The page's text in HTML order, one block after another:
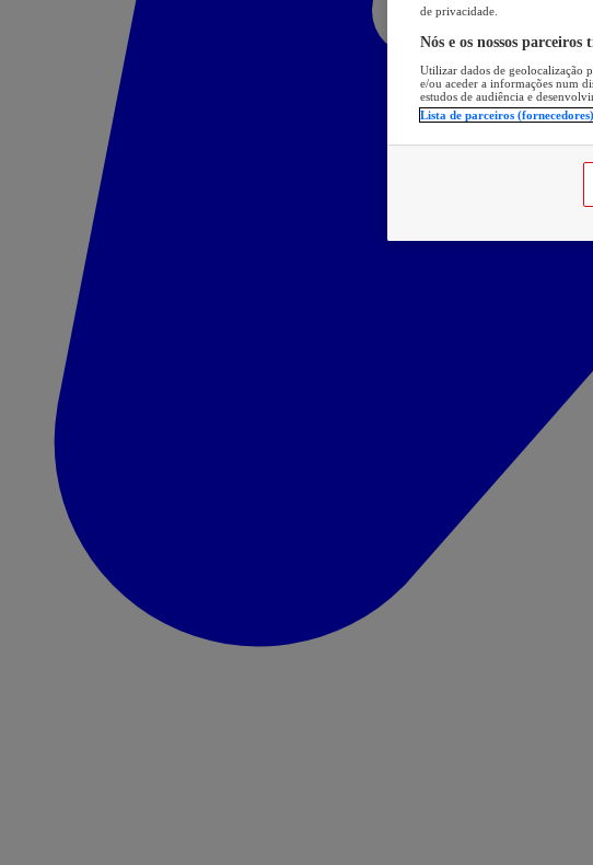
de privacidade.
Nós e os nossos
Utilizar dados de geolocalização
e/ou aceder a informações num
estudos de audiência e
Lista de parceiros (fornecedores)